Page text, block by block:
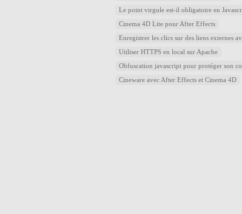
Le point virgule est-il obligatoire en
Cinema 4D Lite pour After Effects
Enregistrer les clics sur des liens externes
Utiliser HTTPS en local sur Apache
Obfuscation javascript pour protéger son
Cineware avec After Effects et Cinema 4D